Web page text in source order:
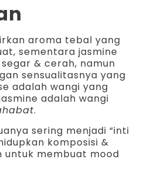
aroma tebal yang
sementara jasmine
& cerah, namun
sensualitasnya yang
adalah wangi yang
adalah wangi
.
sering menjadi “inti
komposisi &
untuk membuat mood